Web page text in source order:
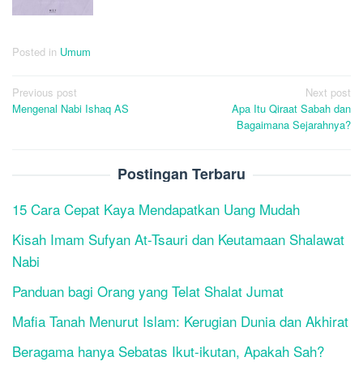
Posted in Umum
Post
navigation
Previous post
Mengenal Nabi Ishaq AS
Next post
Apa Itu Qiraat Sabah dan
Bagaimana Sejarahnya?
Postingan Terbaru
15 Cara Cepat Kaya Mendapatkan Uang Mudah
Kisah Imam Sufyan At-Tsauri dan Keutamaan Shalawat
Nabi
Panduan bagi Orang yang Telat Shalat Jumat
Mafia Tanah Menurut Islam: Kerugian Dunia dan Akhirat
Beragama hanya Sebatas Ikut-ikutan, Apakah Sah?